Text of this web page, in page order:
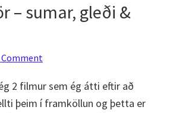
– sumar, gleði &
Comment
2 filmur sem ég átti eftir að
þeim í framköllun og þetta er